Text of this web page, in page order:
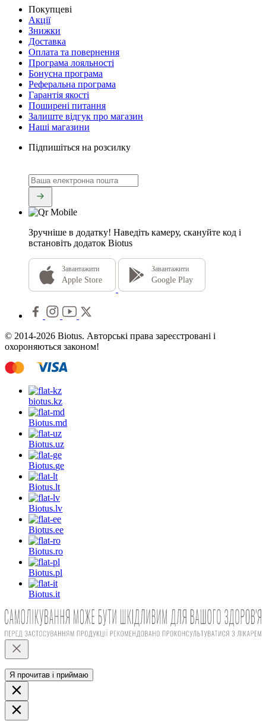
Покупцеві
Акції
Знижки
Доставка
Оплата та повернення
Програма лояльності
Бонусна програма
Реферальна програма
Гарантія якості
Поширені питання
Залиште відгук про магазин
Наші магазини
Підпишіться на розсилку
Зручніше в додатку! Наведіть камеру, скануйте код і
встановіть додаток Biotus
Завантажити
Apple Store
Завантажити
Google Play
© 2014-2026 Biotus. Авторські права зареєстровані і
охороняються законом!
biotus.kz
Biotus.md
Biotus.uz
Biotus.ge
Biotus.lt
Biotus.lv
Biotus.ee
Biotus.ro
Biotus.pl
Biotus.it
Я прочитав і приймаю